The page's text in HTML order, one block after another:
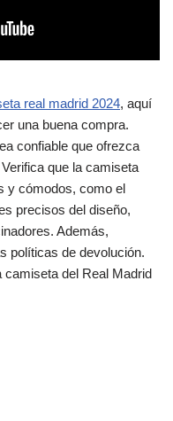
real madrid 2024, aquí
una buena compra.
confiable que ofrezca
que la camiseta
y cómodos, como el
precisos del diseño,
Además,
políticas de devolución.
del Real Madrid